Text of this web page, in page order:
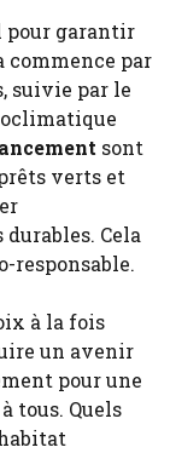
pour garantir
commence par
suivie par le
sont
verts et
Cela
responsable.
à la fois
un avenir
pour une
tous. Quels